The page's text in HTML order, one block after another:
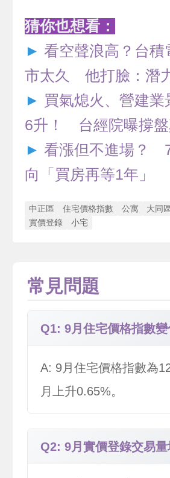
猜你也想看：
► 看空聲浪高？台積
市太久 他打臉：潛
► 買氣熄火、營建業
6升！ 台經院曝撐盤
► 看漲但不進場？
向「買房再等1年」
中正區 住宅價格指數 公寓 大同
實價登錄
小宅
常見問題
Q1: 9月住宅價格指數變
A: 9月住宅價格指數為
月上升0.65%。
Q2: 9月實價登錄交易量